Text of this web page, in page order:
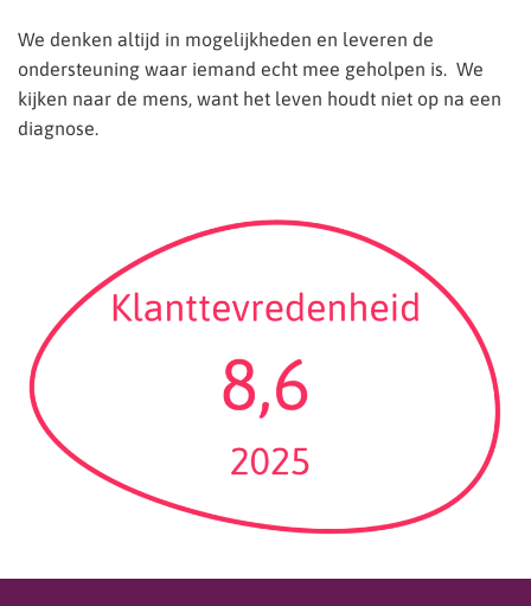
We denken altijd in mogelijkheden en leveren de
ondersteuning waar iemand echt mee geholpen is. We
kijken naar de mens, want het leven houdt niet op na een
diagnose.